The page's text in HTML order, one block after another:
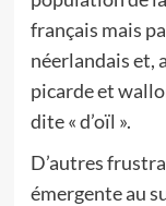
français mais
néerlandais et,
picarde et
dite « d’oïl ».
D’autres
émergente au